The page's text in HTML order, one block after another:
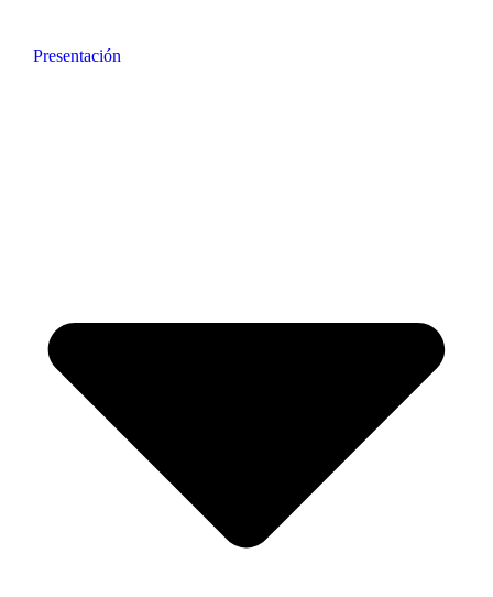
Presentación